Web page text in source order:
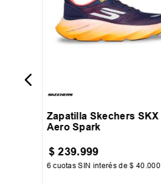
Zapatilla Skechers SKX
Aero Spark
$ 239.999
6 cuotas SIN interés de$ 40 .000